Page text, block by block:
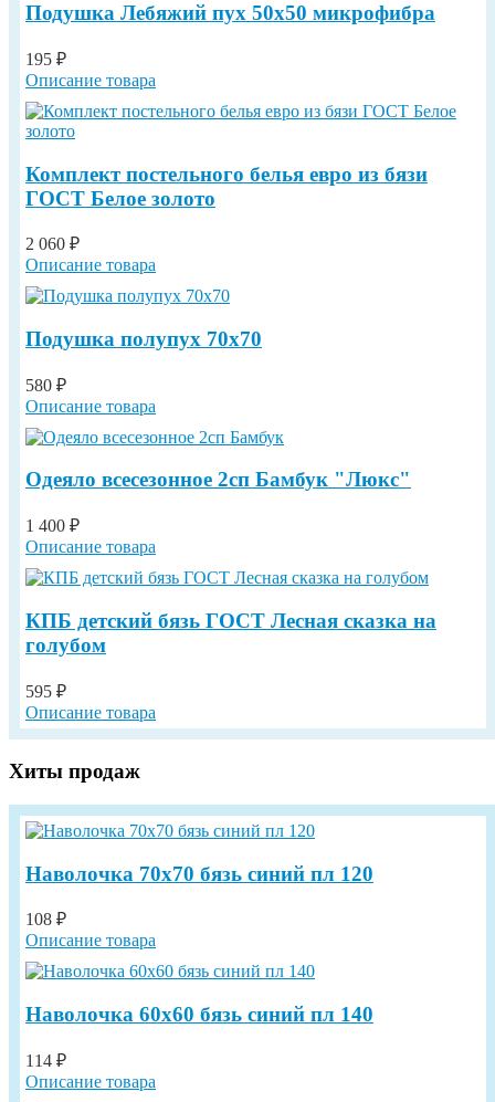
Подушка Лебяжий пух 50х50 микрофибра
195 ₽
Описание товара
Комплект постельного белья евро из бязи
ГОСТ Белое золото
2 060 ₽
Описание товара
Подушка полупух 70х70
580 ₽
Описание товара
Одеяло всесезонное 2сп Бамбук "Люкс"
1 400 ₽
Описание товара
КПБ детский бязь ГОСТ Лесная сказка на
голубом
595 ₽
Описание товара
Хиты продаж
Наволочка 70х70 бязь синий пл 120
108 ₽
Описание товара
Наволочка 60х60 бязь синий пл 140
114 ₽
Описание товара